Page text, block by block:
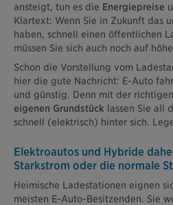
ansteigt, tun es die Energiepreise
Klartext: Wenn Sie in Zukunft das
haben, schnell einen öffentlichen
müssen Sie sich auch noch auf
Schon die Vorstellung vom
hier die gute Nachricht: E-Auto
und günstig. Denn mit der richtigen
eigenen Grundstück lassen Sie all
schnell (elektrisch) hinter sich.
Elektroautos und Hybride
Starkstrom oder die normale
Heimische Ladestationen eignen
meisten E-Auto-Besitzenden. Sie